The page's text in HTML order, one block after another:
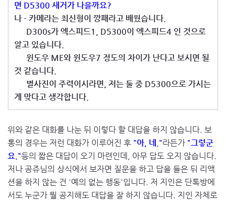
면 D5300 새거가 나을까요?
나 - 카메라는 최신형이 깡패라고 배웠습니다.
D300s가 엑스피드1, D5300이 엑스피드4 인 것으로
알고 있습니다.
윈도우 ME와 윈도우7 정도의 차이가 난다고 보시면 될
것 같습니다.
별사진이 주력이시라면, 저는 둘 중 D5300으로 가시는
게 맞다고 생각합니다.
위와 같은 대화를 나눈 뒤 이렇다 할 대답을 하지 않습니다. 보
통의 경우는 저런 대화가 이루어진 후 "아, 네."라든가 "그렇군
요."등의 짧은 대답이 오기 마련인데, 아무 답도 오지 않습니다.
저나 공쥬님의 상식에서 보자면 질문을 하고 답을 들은 뒤 리액
션을 하지 않는 건 '예의 없는 행동'입니다. 저 지인은 단톡방에
서도 누군가 뭘 공지해도 대답을 잘 하지 않습니다. 지인 자체로